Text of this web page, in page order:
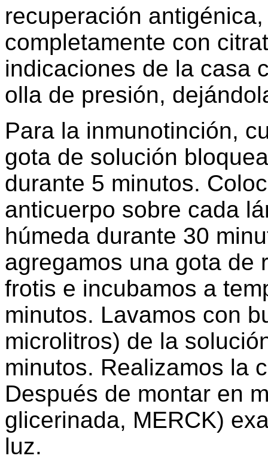
recuperación
completamente con
indicaciones de la casa
olla de presión,
Para la inmunotinción,
gota de solución
durante 5 minutos.
anticuerpo sobre cada
húmeda durante 30
agregamos una gota de
frotis e incubamos a
minutos. Lavamos con
microlitros) de la
minutos. Realizamos la
Después de montar en
glicerinada, MERCK)
luz.